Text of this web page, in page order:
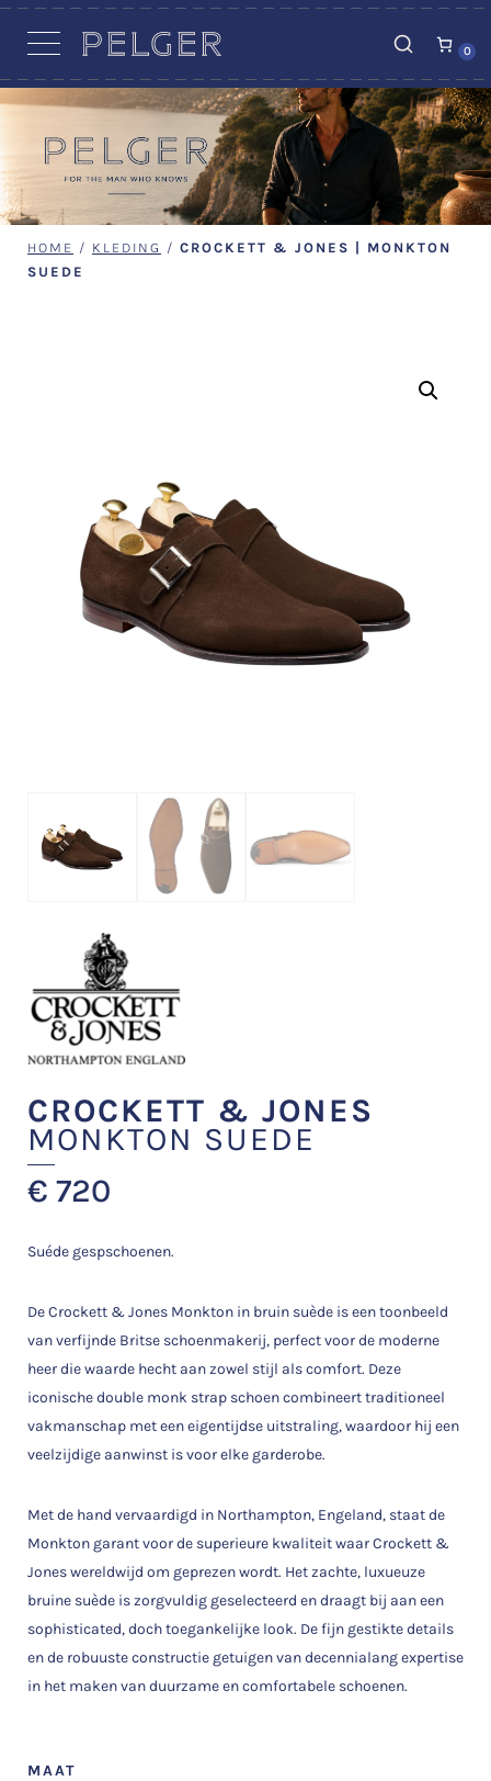
0
HOME / KLEDING / CROCKETT & JONES | MONKTON
SUEDE
CROCKETT & JONES
MONKTON SUEDE
€ 720
Suéde gespschoenen.
De Crockett & Jones Monkton in bruin suède is een toonbeeld
van verfijnde Britse schoenmakerij, perfect voor de moderne
heer die waarde hecht aan zowel stijl als comfort. Deze
iconische double monk strap schoen combineert traditioneel
vakmanschap met een eigentijdse uitstraling, waardoor hij een
veelzijdige aanwinst is voor elke garderobe.
Met de hand vervaardigd in Northampton, Engeland, staat de
Monkton garant voor de superieure kwaliteit waar Crockett &
Jones wereldwijd om geprezen wordt. Het zachte, luxueuze
bruine suède is zorgvuldig geselecteerd en draagt bij aan een
sophisticated, doch toegankelijke look. De fijn gestikte details
en de robuuste constructie getuigen van decennialang expertise
in het maken van duurzame en comfortabele schoenen.
MAAT